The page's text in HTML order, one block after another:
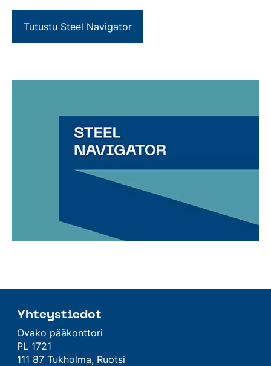
Tutustu Steel Navigator
Yhteystiedot
Ovako pääkonttori
PL 1721
111 87 Tukholma, Ruotsi